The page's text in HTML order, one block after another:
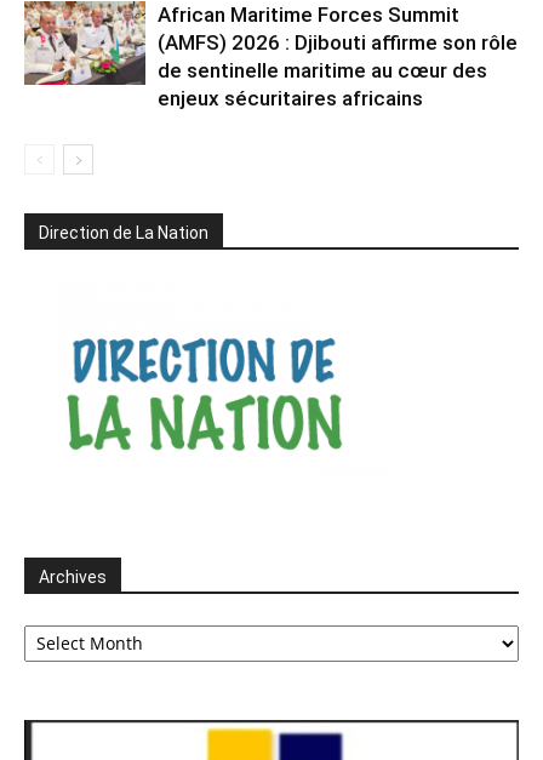
African Maritime Forces Summit
(AMFS) 2026 : Djibouti affirme son rôle
de sentinelle maritime au cœur des
enjeux sécuritaires africains
Direction de La Nation
Archives
Archives